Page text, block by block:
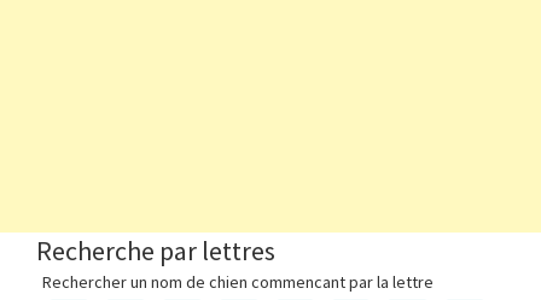
Recherche par lettres
Rechercher un nom de chien commencant par la lettre